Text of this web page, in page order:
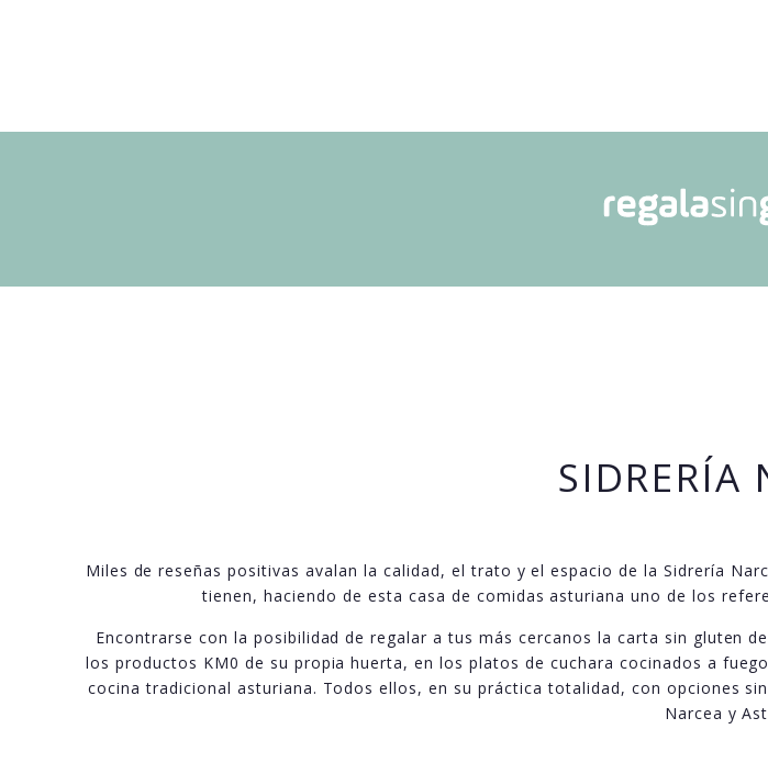
SIDRERÍA
Miles de reseñas positivas avalan la calidad, el trato y el espacio de la Sidrería
tienen, haciendo de esta casa de comidas asturiana uno de los
Encontrarse con la posibilidad de regalar a tus más cercanos la carta sin gluten
los productos KM0 de su propia huerta, en los platos de cuchara cocinados a
cocina tradicional asturiana. Todos ellos, en su práctica totalidad, con opciones
Narcea y